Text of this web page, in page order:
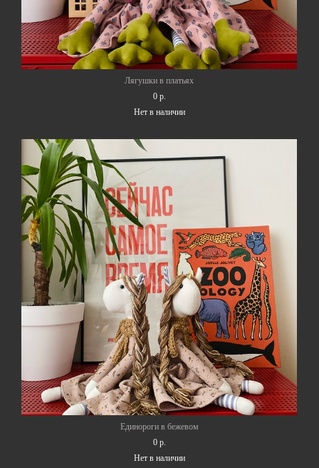
Лягушки в платьях
0 p.
Нет в наличии
Единороги в бежевом
0 p.
Нет в наличии